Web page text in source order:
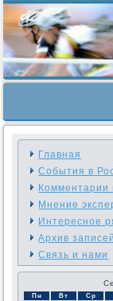
Главная
События в
Комментарии
Мнение
Интересное
Архив записей
Связь и нами
Пн Вт Ср